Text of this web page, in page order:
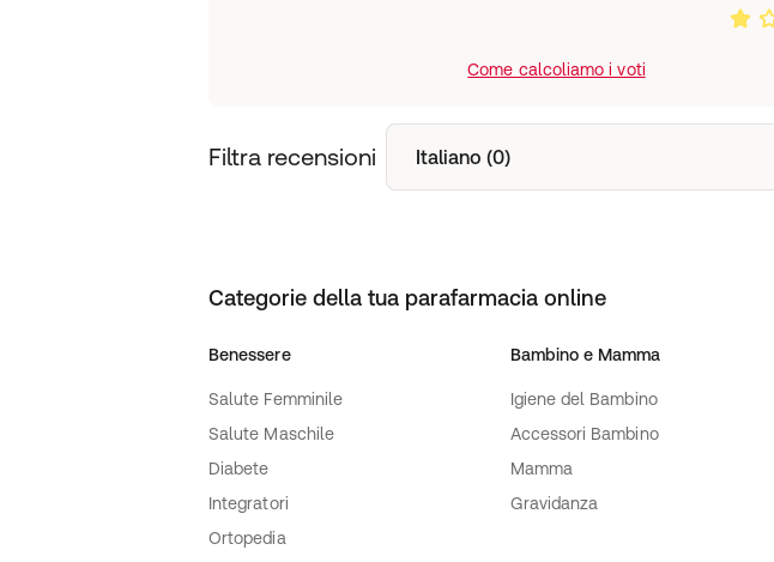
Come calcoliamo i voti
Filtra recensioni Italiano (0)
Categorie della tua parafarmacia online
Benessere
Salute Femminile
Salute Maschile
Diabete
Integratori
Ortopedia
Bambino e Mamma
Igiene del Bambino
Accessori Bambino
Mamma
Gravidanza